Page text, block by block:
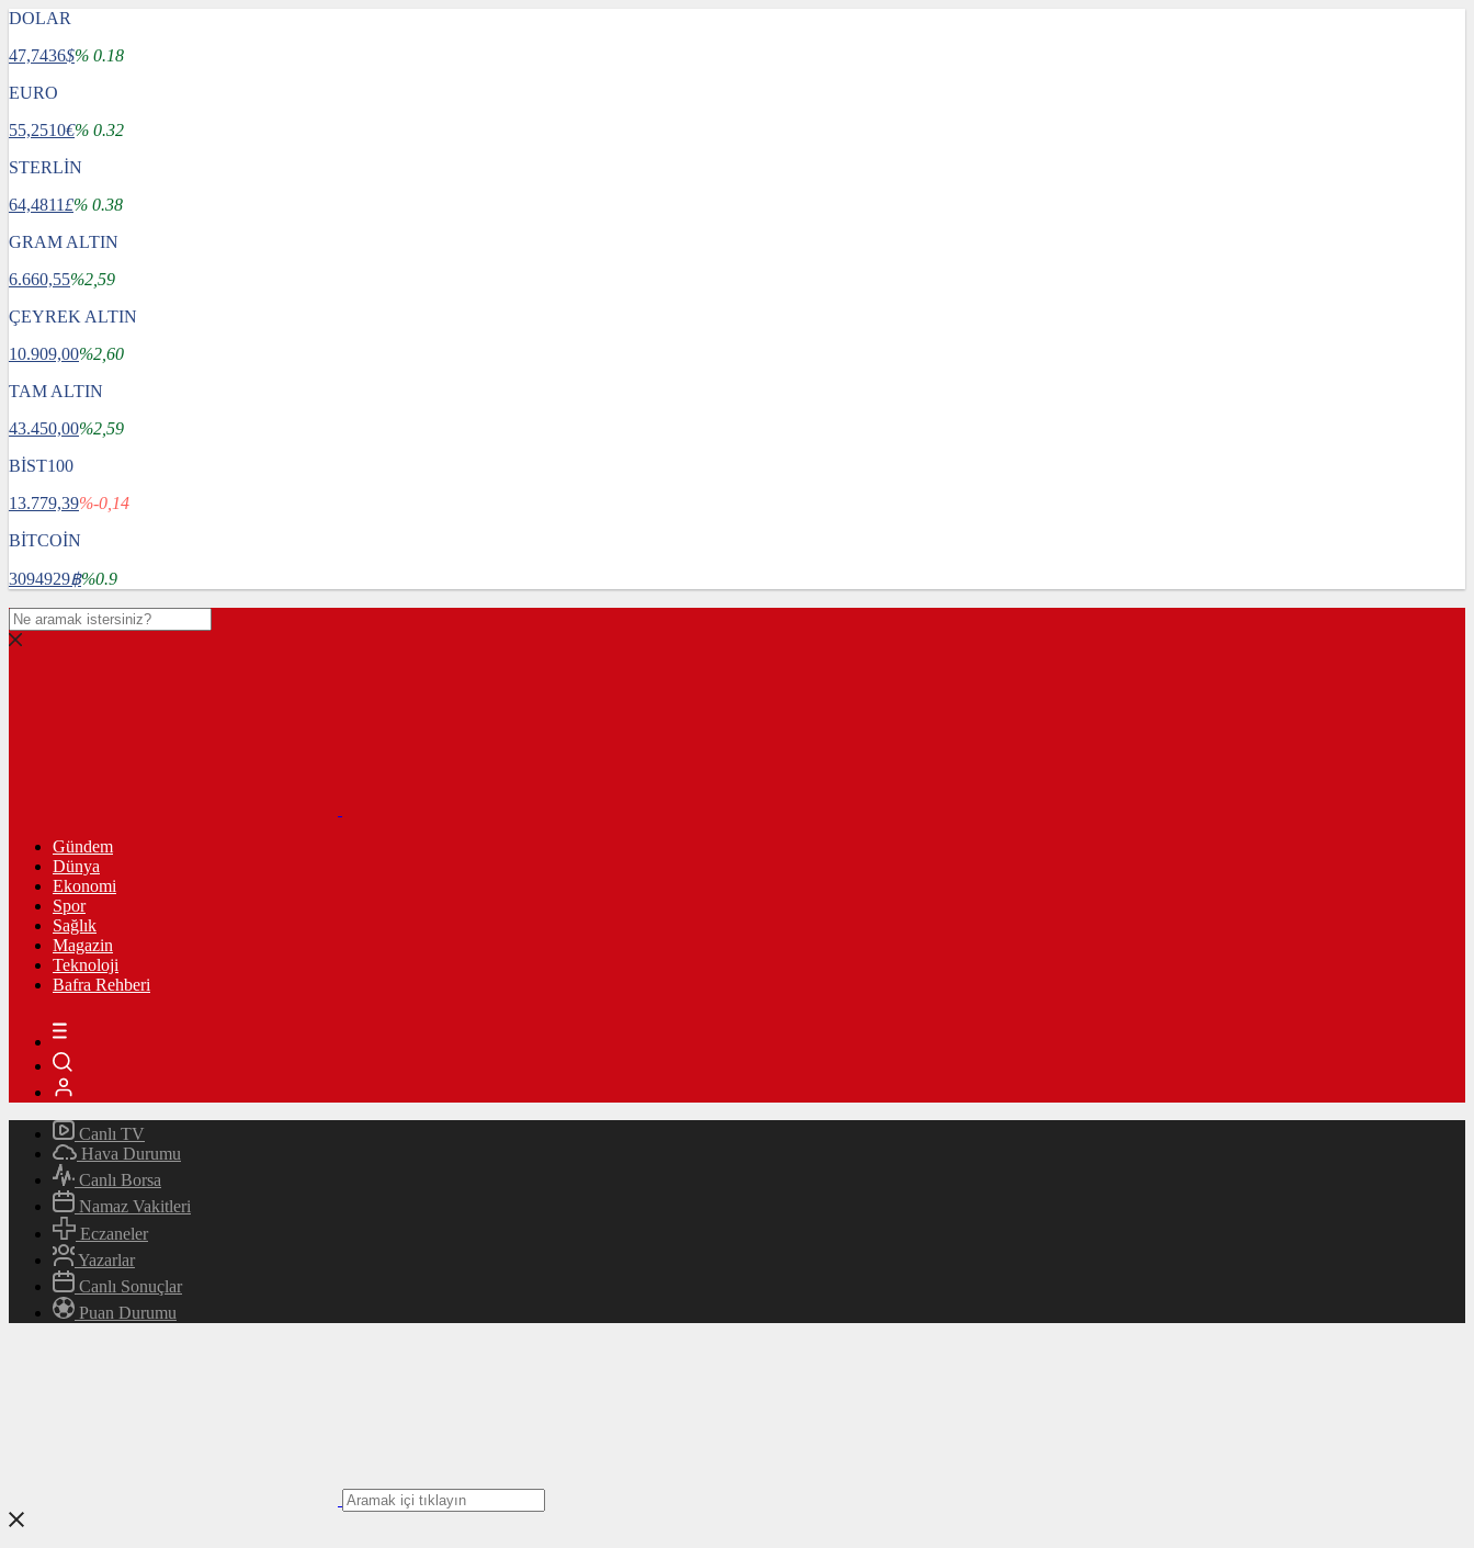
DOLAR
47,7436$% 0.18
EURO
55,2510€% 0.32
STERLİN
64,4811£% 0.38
GRAM ALTIN
6.660,55%2,59
ÇEYREK ALTIN
10.909,00%2,60
TAM ALTIN
43.450,00%2,59
BİST100
13.779,39%-0,14
BİTCOİN
3094929฿%0.9
Gündem
Dünya
Ekonomi
Spor
Sağlık
Magazin
Teknoloji
Bafra Rehberi
Canlı TV
Hava Durumu
Canlı Borsa
Namaz Vakitleri
Eczaneler
Yazarlar
Canlı Sonuçlar
Puan Durumu